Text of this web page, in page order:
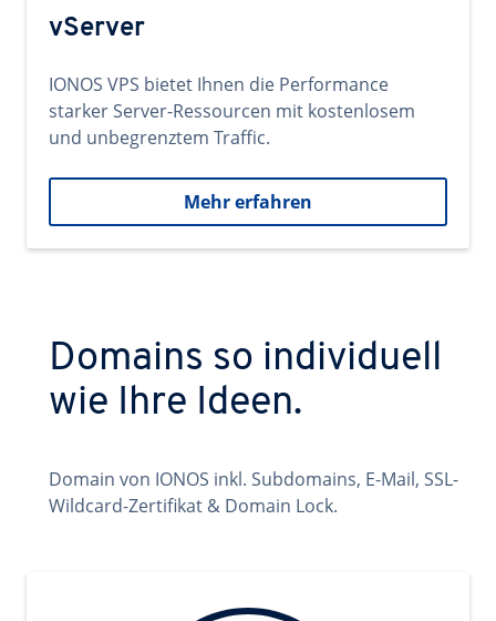
vServer
IONOS VPS bietet Ihnen die Performance
starker Server-Ressourcen mit kostenlosem
und unbegrenztem Traffic.
Mehr erfahren
Domains so individuell
wie Ihre Ideen.
Domain von IONOS inkl. Subdomains, E-Mail, SSL-
Wildcard-Zertifikat & Domain Lock.